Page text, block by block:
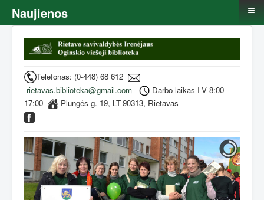
Telefonas: (0-448) 68 612
rietavas.biblioteka@gmail.com
Darbo laikas I-V 8:00 -
17:00
Plungės g. 19, LT-90313, Rietavas
Naujienos ≡